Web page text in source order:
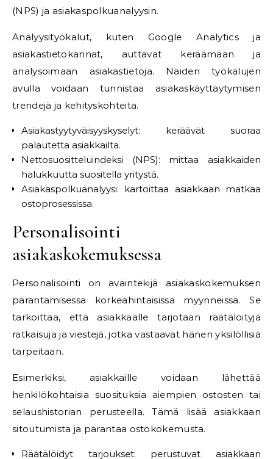
(NPS) ja asiakaspolkuanalyysin.
Analyysityökalut, kuten Google Analytics ja
asiakastietokannat, auttavat keräämään ja
analysoimaan asiakastietoja. Näiden työkalujen
avulla voidaan tunnistaa asiakaskäyttäytymisen
trendejä ja kehityskohteita.
Asiakastyytyväisyyskyselyt: keräävät suoraa
palautetta asiakkailta.
Nettosuositteluindeksi (NPS): mittaa asiakkaiden
halukkuutta suositella yritystä.
Asiakaspolkuanalyysi: kartoittaa asiakkaan matkaa
ostoprosessissa.
Personalisointi
asiakaskokemuksessa
Personalisointi on avaintekijä asiakaskokemuksen
parantamisessa korkeahintaisissa myynneissä. Se
tarkoittaa, että asiakkaalle tarjotaan räätälöityjä
ratkaisuja ja viestejä, jotka vastaavat hänen yksilöllisiä
tarpeitaan.
Esimerkiksi, asiakkaille voidaan lähettää
henkilökohtaisia suosituksia aiempien ostosten tai
selaushistorian perusteella. Tämä lisää asiakkaan
sitoutumista ja parantaa ostokokemusta.
Räätälöidyt tarjoukset: perustuvat asiakkaan